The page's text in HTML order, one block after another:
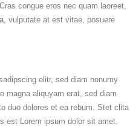
congue eros nec quam laoreet,
vulputate at est vitae, posuere
elitr, sed diam nonumy
magna aliquyam erat, sed diam
duo dolores et ea rebum. Stet clita
est Lorem ipsum dolor sit amet.